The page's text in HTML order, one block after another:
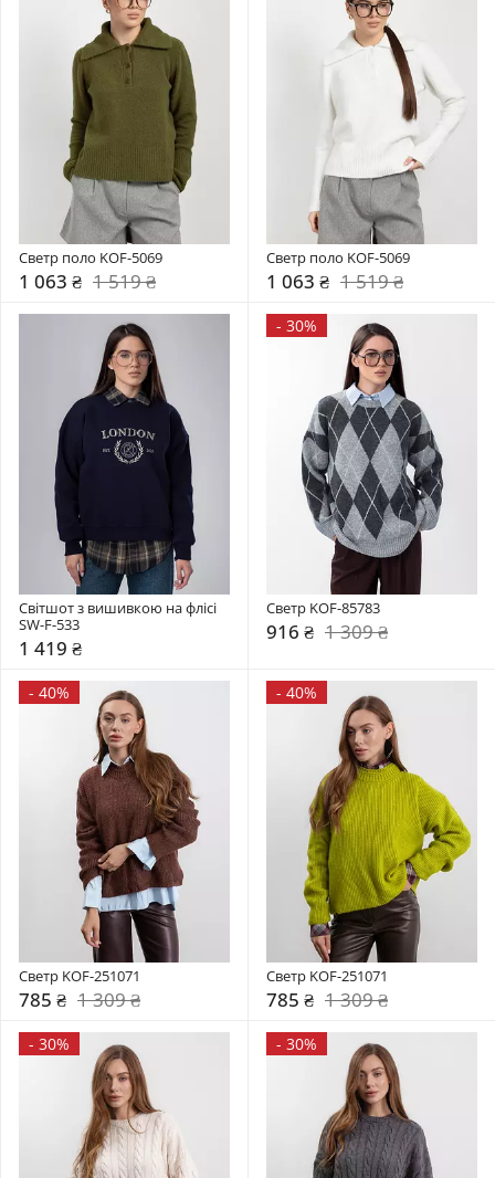
Светр поло KOF-5069
1 063 ₴ 1 519 ₴
Светр поло KOF-5069
1 063 ₴ 1 519 ₴
Світшот з вишивкою на флісі
SW-F-533
1 419 ₴
- 30%
Светр KOF-85783
916 ₴ 1 309 ₴
- 40%
Светр KOF-251071
785 ₴ 1 309 ₴
- 40%
Светр KOF-251071
785 ₴ 1 309 ₴
- 30% - 30%